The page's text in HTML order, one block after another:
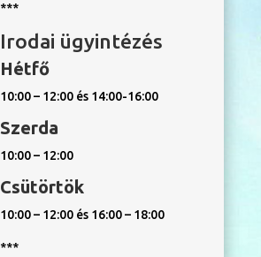
***
Irodai ügyintézés
Hétfő
10:00 – 12:00 és 14:00-16:00
Szerda
10:00 – 12:00
Csütörtök
10:00 – 12:00 és 16:00 – 18:00
***